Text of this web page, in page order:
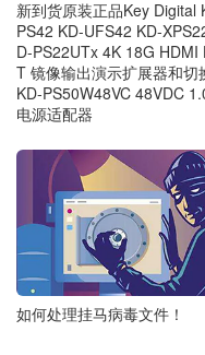
新到货原装正品Key Digital
PS42 KD-UFS42 KD-
D-PS22UTx 4K 18G HDMI
T 镜像输出演示扩展器和切
KD-PS50W48VC 48VDC
电源适配器
如何处理挂马病毒文件！